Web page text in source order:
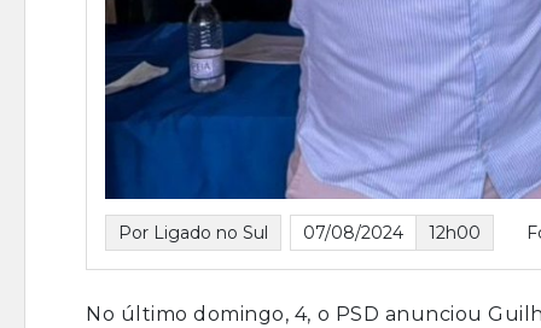
Por Ligado no Sul 07/08/2024 12h00
No último domingo, 4, o PSD anunciou